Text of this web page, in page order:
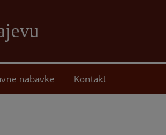
sadržaj
nabavke Kontakt